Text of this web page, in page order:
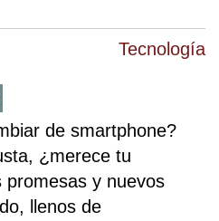
Tecnología
de smartphone?
¿merece tu
promesas y nuevos
llenos de